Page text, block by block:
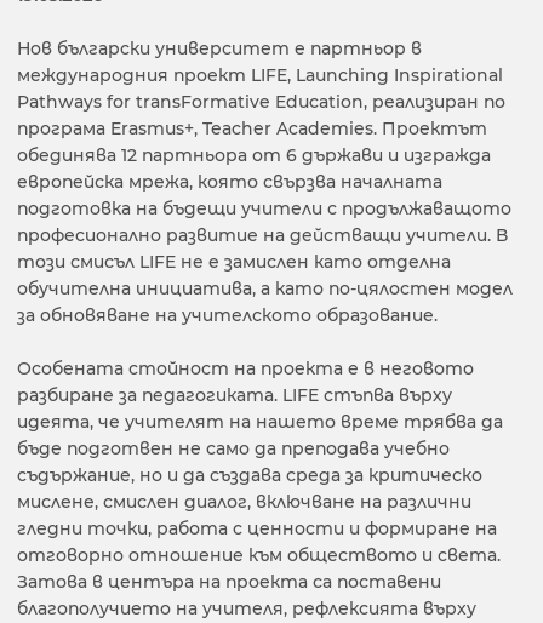
Нов български университет е партньор в
международния проект LIFE, Launching Inspirational
Pathways for transFormative Education, реализиран по
програма Erasmus+, Teacher Academies. Проектът
обединява 12 партньора от 6 държави и изгражда
европейска мрежа, която свързва началната
подготовка на бъдещи учители с продължаващото
професионално развитие на действащи учители. В
този смисъл LIFE не е замислен като отделна
обучителна инициатива, а като по-цялостен модел
за обновяване на учителското образование.
Особената стойност на проекта е в неговото
разбиране за педагогиката. LIFE стъпва върху
идеята, че учителят на нашето време трябва да
бъде подготвен не само да преподава учебно
съдържание, но и да създава среда за критическо
мислене, смислен диалог, включване на различни
гледни точки, работа с ценности и формиране на
отговорно отношение към обществото и света.
Затова в центъра на проекта са поставени
благополучието на учителя, рефлексията върху